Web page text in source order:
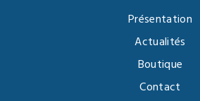
Présentation
Actualités
Boutique
Contact